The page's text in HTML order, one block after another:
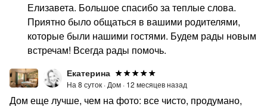
Елизавета. Большое спасибо за теплые слова.
Приятно было общаться в вашими родителями,
которые были нашими гостями. Будем рады новым
встречам! Всегда рады помочь.
Екатерина
На 8 суток · Дом · 12 месяцев назад
Дом еще лучше, чем на фото: все чисто, продумано,